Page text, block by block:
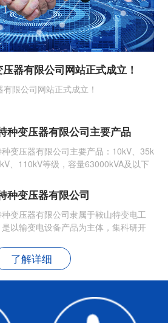
器有限公司网站正式成立！
限公司网站正式成立！
种变压器有限公司主要产品
变压器有限公司主要产品：10kV、35k
、110kV等级，容量63000kVA及以下
种变压器有限公司
变压器有限公司隶属于鞍山特变电工
以输变电设备产品为主体，集科研开
了解详细